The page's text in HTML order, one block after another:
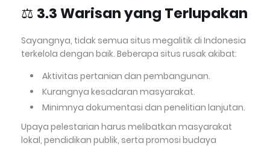
⚖️ 3.3 Warisan yang Terlupakan
Sayangnya, tidak semua situs megalitik di Indonesia
terkelola dengan baik. Beberapa situs rusak akibat:
Aktivitas pertanian dan pembangunan.
Kurangnya kesadaran masyarakat.
Minimnya dokumentasi dan penelitian lanjutan.
Upaya pelestarian harus melibatkan masyarakat
lokal, pendidikan publik, serta promosi budaya